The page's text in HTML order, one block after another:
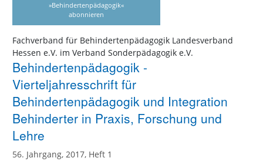
»Behindertenpädagogik«
abonnieren
Fachverband für Behindertenpädagogik Landesverband
Hessen e.V. im Verband Sonderpädagogik e.V.
Behindertenpädagogik -
Vierteljahresschrift für
Behindertenpädagogik und Integration
Behinderter in Praxis, Forschung und
Lehre
56. Jahrgang, 2017, Heft 1